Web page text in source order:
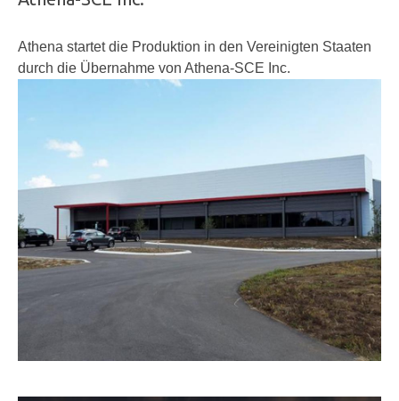
Athena startet die Produktion in den Vereinigten Staaten
durch die Übernahme von Athena-SCE Inc.